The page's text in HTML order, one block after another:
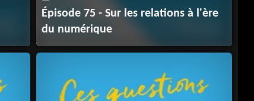
Épisode 75 - Sur les relations à l'ère
du numérique